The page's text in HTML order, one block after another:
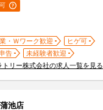
・Ｗワーク歓迎
ヒゲ可
告
未経験者歓迎
トリー株式会社の求人一覧を見る
池店